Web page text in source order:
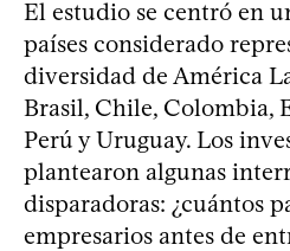
El estudio se centró en
países considerado
diversidad de América
Brasil, Chile, Colombia,
Perú y Uruguay. Los
plantearon algunas
disparadoras: ¿cuántos
empresarios antes de